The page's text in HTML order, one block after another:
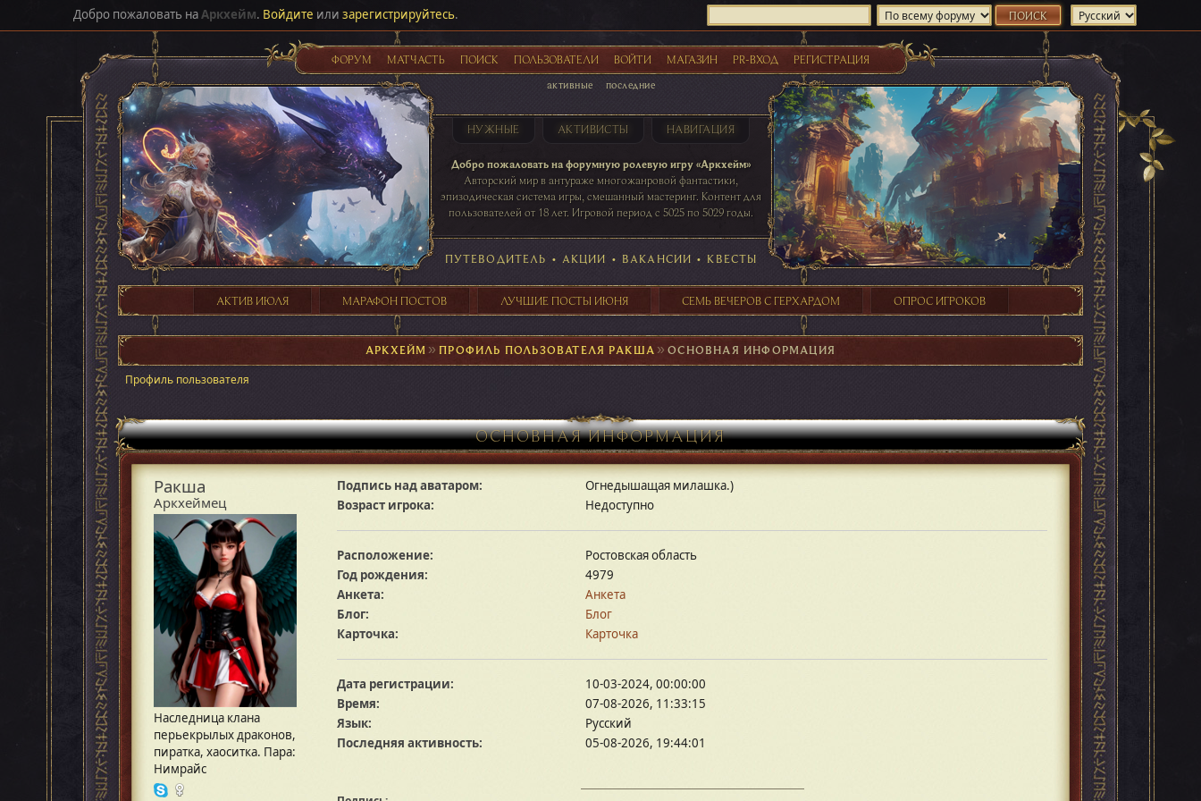
Добро пожаловать наАркхейм. Войдите или зарегистрируйтесь.
ФОРУМ МАТЧАСТЬ ПОИСК ПОЛЬЗОВАТЕЛИ ВОЙТИ МАГАЗИН PR-ВХОД РЕГИСТРАЦИЯ
активные последние
НУЖНЫЕ АКТИВИСТЫ НАВИГАЦИЯ
Добро пожаловать на форумную ролевую игру «Аркхейм»
Авторский мир в антураже многожанровой фантастики,
эпизодическая система игры, смешанный мастеринг. Контент для
пользователей от 18 лет. Игровой период с 5025 по 5029 годы.
таблице игровой активности
41 ПОСТОВ 31 ПОСТОВ 29 ПОСТОВ 24 ПОСТОВ
ПУТЕВОДИТЕЛЬ • АКЦИИ • ВАКАНСИИ • КВЕСТЫ
АКТИВ ИЮЛЯ МАРАФОН ПОСТОВ ЛУЧШИЕ ПОСТЫ ИЮНЯ СЕМЬ ВЕЧЕРОВ С ГЕРХАРДОМ ОПРОС ИГРОКОВ
АРКХЕЙМ ►ПРОФИЛЬ ПОЛЬЗОВАТЕЛЯ РАКША ►ОСНОВНАЯ ИНФОРМАЦИЯ
Профиль пользователя
ОСНОВНАЯ ИНФОРМАЦИЯ
Ракша
Аркхеймец
Наследница клана
перьекрылых драконов,
пиратка, хаоситка. Пара:
Нимрайс
Подпись над аватаром:
Огнедышащая милашка.)
Возраст игрока:
Недоступно
Расположение:
Ростовская область
Год рождения:
4979
Анкета:
Анкета
Блог:
Блог
Карточка:
Карточка
Дата регистрации:
10-03-2024, 00:00:00
Время:
07-08-2026, 11:33:15
Язык:
Русский
Последняя активность:
05-08-2026, 19:44:01